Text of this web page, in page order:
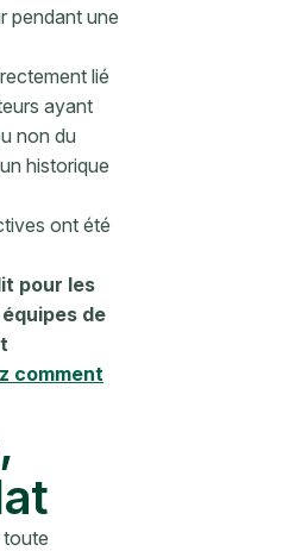
pendant une
lié
ayant
non du
historique
ont été
pour les
de
comment
toute